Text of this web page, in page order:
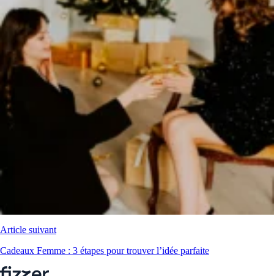
Article suivant
Cadeaux Femme : 3 étapes pour trouver l’idée parfaite